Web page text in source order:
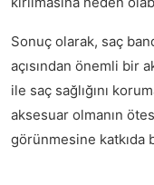
Sonuç olarak, saç
açısından önemli bir
ile saç sağlığını
aksesuar olmanın
görünmesine katkıda